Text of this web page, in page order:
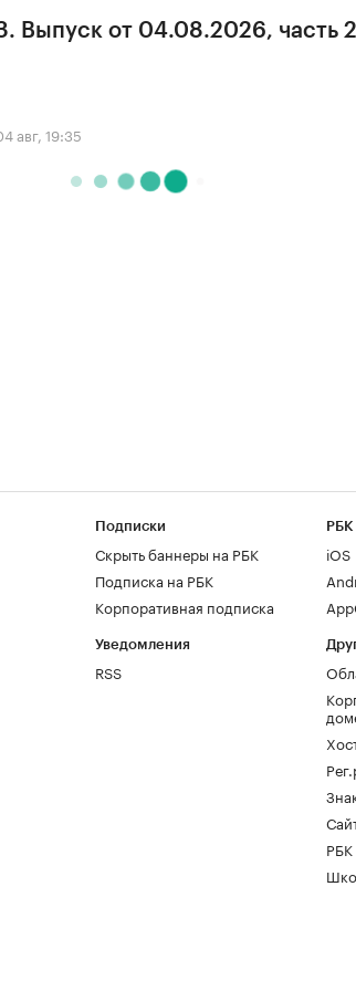
Выпуск от 04.08.2026, часть 2
авг, 19:35
Подписки
Скрыть баннеры на РБК
Подписка на РБК
Корпоративная подписка
Уведомления
RSS
РБК
iOS